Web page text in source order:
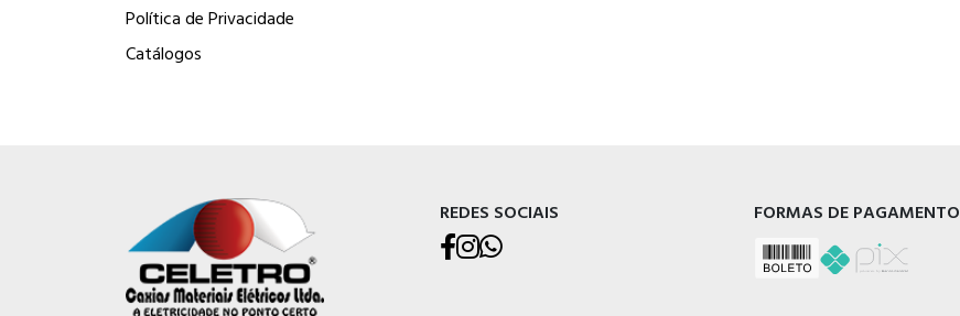
Política de Privacidade
Catálogos
REDES SOCIAIS FORMAS DE PAGAMENTO